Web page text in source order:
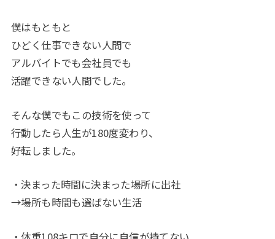
僕はもともと
ひどく仕事できない人間で
アルバイトでも会社員でも
活躍できない人間でした。
そんな僕でもこの技術を使って
行動したら人生が180度変わり、
好転しました。
・決まった時間に決まった場所に出社
→場所も時間も選ばない生活